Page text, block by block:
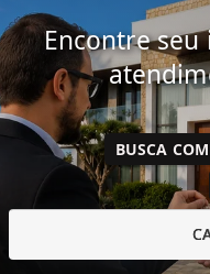
Encontre
BUSCA